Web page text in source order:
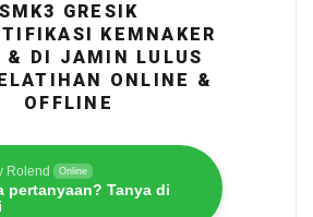
SMK3 GRESIK
KEMNAKER
& DI JAMIN LULUS
ONLINE &
OFFLINE
Rolend Online
pertanyaan? Tanya di